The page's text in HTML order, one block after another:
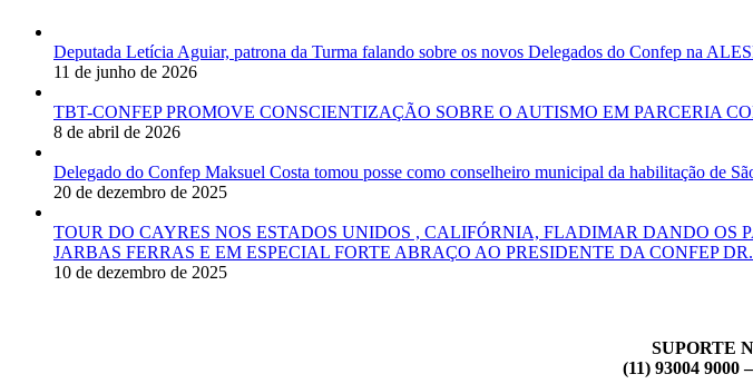
Deputada Letícia Aguiar, patrona da Turma falando sobre os novos Delegados do Confep na
11 de junho de 2026
TBT-CONFEP PROMOVE CONSCIENTIZAÇÃO SOBRE O AUTISMO EM PARCERIA
8 de abril de 2026
Delegado do Confep Maksuel Costa tomou posse como conselheiro municipal da habilitação de
20 de dezembro de 2025
TOUR DO CAYRES NOS ESTADOS UNIDOS , CALIFÓRNIA, FLADIMAR DANDO OS
JARBAS FERRAS E EM ESPECIAL FORTE ABRAÇO AO PRESIDENTE DA CONFEP
10 de dezembro de 2025
SUPORTE
(11) 93004 9000